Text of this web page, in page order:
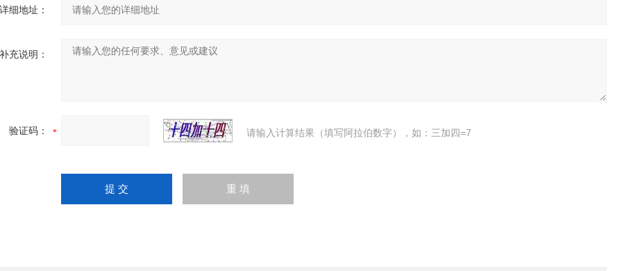
详细地址：
补充说明：
验证码： 请输入计算结果（填写阿拉伯数字），如：三加四=7